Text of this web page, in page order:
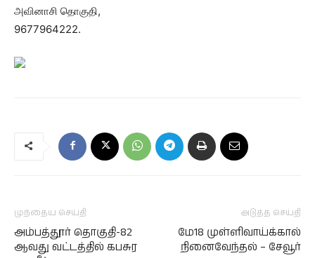
அவினாசி தொகுதி,
9677964222.
முந்தைய செய்தி
அம்பத்தூர் தொகுதி-82
ஆவது வட்டத்தில் கபசுர
அடுத்த செய்தி
மே18 முள்ளிவாய்க்கால்
நினைவேந்தல் – சேவூர்